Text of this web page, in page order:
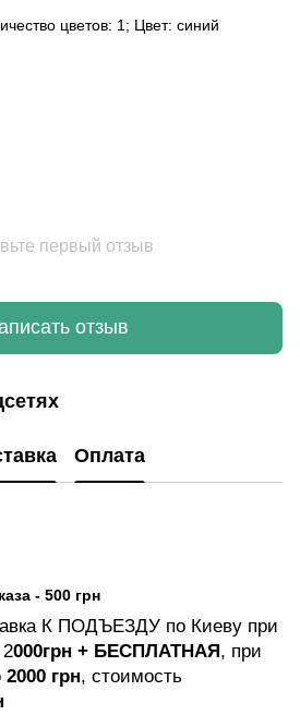
цветов: 1; Цвет: синий
первый отзыв
отзыв
Оплата
- 500 грн
К ПОДЪЕЗДУ по Киеву при
000грн + БЕСПЛАТНАЯ, при
грн, стоимость